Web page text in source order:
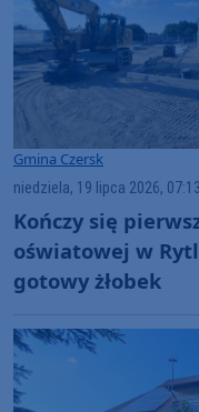
Gmina Czersk
niedziela, 19 lipca 2026, 07:13
Kończy się
oświatowej w
gotowy żłobek